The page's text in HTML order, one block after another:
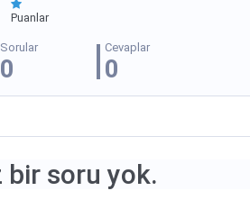
Puanlar
Sorular
0
Cevaplar
0
bir soru yok.